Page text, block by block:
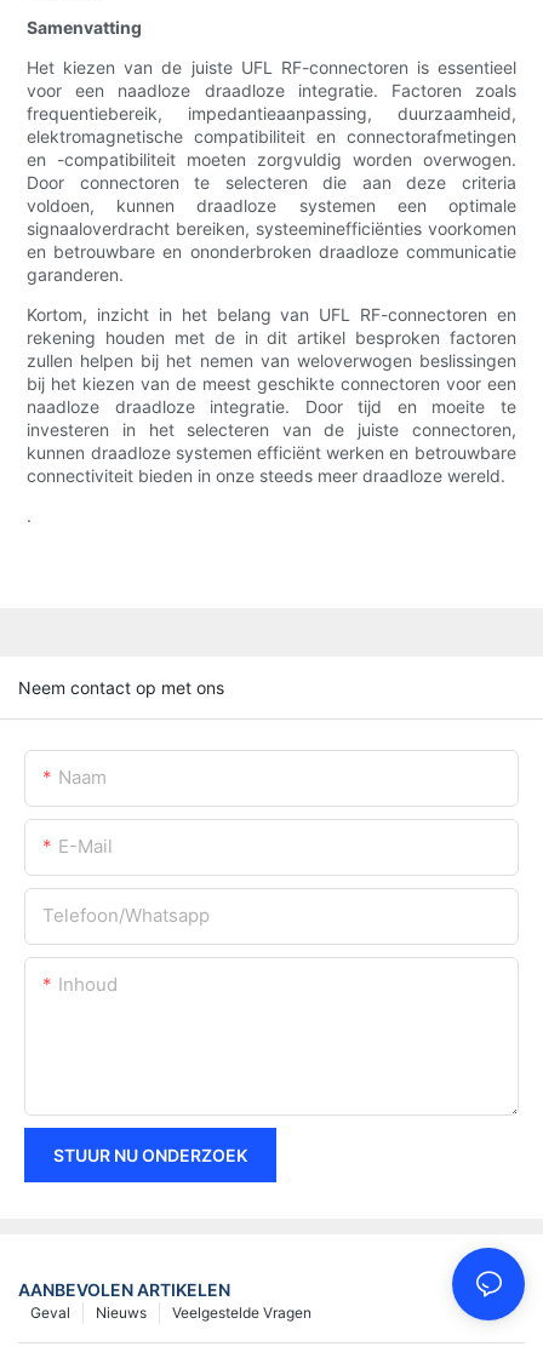
Samenvatting
Het kiezen van de juiste UFL RF-connectoren is essentieel
voor een naadloze draadloze integratie. Factoren zoals
frequentiebereik, impedantieaanpassing, duurzaamheid,
elektromagnetische compatibiliteit en connectorafmetingen
en -compatibiliteit moeten zorgvuldig worden overwogen.
Door connectoren te selecteren die aan deze criteria
voldoen, kunnen draadloze systemen een optimale
signaaloverdracht bereiken, systeeminefficiënties voorkomen
en betrouwbare en ononderbroken draadloze communicatie
garanderen.
Kortom, inzicht in het belang van UFL RF-connectoren en
rekening houden met de in dit artikel besproken factoren
zullen helpen bij het nemen van weloverwogen beslissingen
bij het kiezen van de meest geschikte connectoren voor een
naadloze draadloze integratie. Door tijd en moeite te
investeren in het selecteren van de juiste connectoren,
kunnen draadloze systemen efficiënt werken en betrouwbare
connectiviteit bieden in onze steeds meer draadloze wereld.
.
Neem contact op met ons
Naam
E-Mail
Telefoon/whatsapp
Inhoud
STUUR NU ONDERZOEK
AANBEVOLEN ARTIKELEN
Veelgestelde Vragen
Nieuws
Geval